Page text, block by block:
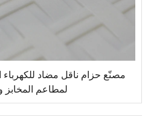
مصنّع حزام ناقل مضاد للكهرباء
لمطاعم المخابز